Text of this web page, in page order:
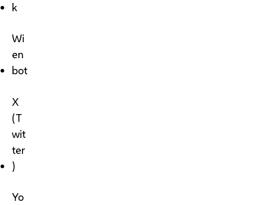
k
Wi
en
bot
X
(T
wit
ter
)
Yo